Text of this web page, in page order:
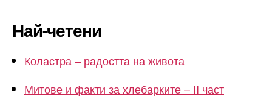
Най-четени
Коластра – радостта на живота
Митове и факти за хлебарките – II част